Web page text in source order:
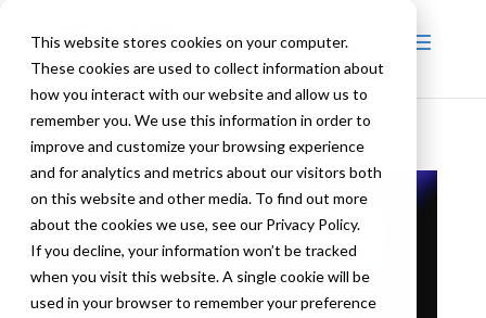
This website stores cookies on your computer.
These cookies are used to collect information about
how you interact with our website and allow us to
remember you. We use this information in order to
improve and customize your browsing experience
and for analytics and metrics about our visitors both
on this website and other media. To find out more
about the cookies we use, see our Privacy Policy.
If you decline, your information won’t be tracked
when you visit this website. A single cookie will be
used in your browser to remember your preference